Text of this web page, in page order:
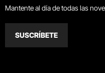
Mantente al día de todas las
SUSCRÍBETE